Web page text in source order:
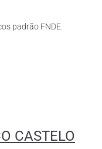
padrão FNDE.
CASTELO